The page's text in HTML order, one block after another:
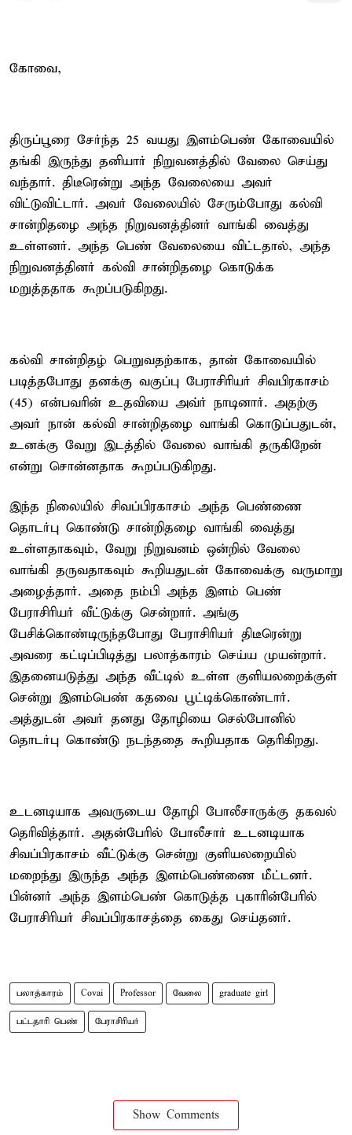
கோவை,
திருப்பூரை சேர்ந்த 25 வயது இளம்பெண் கோவையில்
தங்கி இருந்து தனியார் நிறுவனத்தில் வேலை செய்து
வந்தார். திடீரென்று அந்த வேலையை அவர்
விட்டுவிட்டார். அவர் வேலையில் சேரும்போது கல்வி
சான்றிதழை அந்த நிறுவனத்தினர் வாங்கி வைத்து
உள்ளனர். அந்த பெண் வேலையை விட்டதால், அந்த
நிறுவனத்தினர் கல்வி சான்றிதழை கொடுக்க
மறுத்ததாக கூறப்படுகிறது.
கல்வி சான்றிதழ் பெறுவதற்காக, தான் கோவையில்
படித்தபோது தனக்கு வகுப்பு பேராசிரியர் சிவபிரகாசம்
(45) என்பவரின் உதவியை அவ்ர் நாடினார். அதற்கு
அவர் நான் கல்வி சான்றிதழை வாங்கி கொடுப்பதுடன்,
உனக்கு வேறு இடத்தில் வேலை வாங்கி தருகிறேன்
என்று சொன்னதாக கூறப்படுகிறது.
இந்த நிலையில் சிவப்பிரகாசம் அந்த பெண்ணை
தொடர்பு கொண்டு சான்றிதழை வாங்கி வைத்து
உள்ளதாகவும், வேறு நிறுவனம் ஒன்றில் வேலை
வாங்கி தருவதாகவும் கூறியதுடன் கோவைக்கு வருமாறு
அழைத்தார். அதை நம்பி அந்த இளம் பெண்
பேராசிரியர் வீட்டுக்கு சென்றார். அங்கு
பேசிக்கொண்டிருந்தபோது பேராசிரியர் திடீரென்று
அவரை கட்டிப்பிடித்து பலாத்காரம் செய்ய முயன்றார்.
இதனையடுத்து அந்த வீட்டில் உள்ள குளியலறைக்குள்
சென்று இளம்பெண் கதவை பூட்டிக்கொண்டார்.
அத்துடன் அவர் தனது தோழியை செல்போனில்
தொடர்பு கொண்டு நடந்ததை கூறியதாக தெரிகிறது.
உடனடியாக அவருடைய தோழி போலீசாருக்கு தகவல்
தெரிவித்தார். அதன்பேரில் போலீசார் உடனடியாக
சிவப்பிரகாசம் வீட்டுக்கு சென்று குளியலறையில்
மறைந்து இருந்த அந்த இளம்பெண்ணை மீட்டனர்.
பின்னர் அந்த இளம்பெண் கொடுத்த புகாரின்பேரில்
பேராசிரியர் சிவப்பிரகாசத்தை கைது செய்தனர்.
பலாத்காரம் Covai Professor வேலை graduate girl
பட்டதாரி பெண் பேராசிரியர்
Show Comments